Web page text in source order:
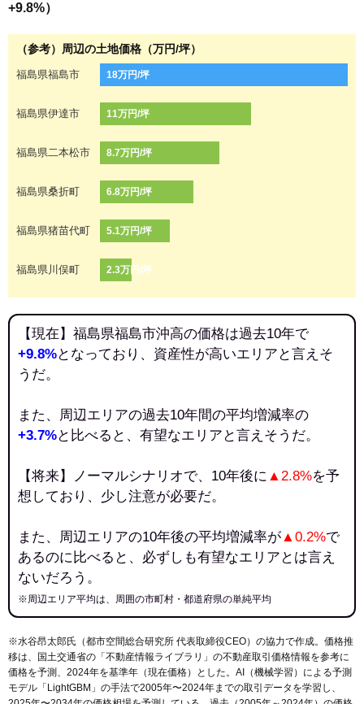
+9.8%）
（参考）周辺の土地価格（万円/坪）
福島県福島市 18万円/坪
福島県伊達市 11万円/坪
福島県二本松市 8.7万円/坪
福島県桑折町 6.8万円/坪
福島県猪苗代町 5.1万円/坪
福島県川俣町 2.3万円/坪
【現在】福島県福島市沖高の価格は過去10年で
+9.8%となっており、資産性が高いエリアと言えそ
うだ。
また、周辺エリアの過去10年間の平均増減率の
+3.7%と比べると、有望なエリアと言えそうだ。
【将来】ノーマルシナリオで、10年後に ▲2.8%を予
想しており、少し注意が必要だ。
また、周辺エリアの10年後の平均増減率が▲0.2%で
あるのに比べると、必ずしも有望なエリアとは言え
ないだろう。
※周辺エリア平均は、周囲の市町村・都道府県の単純平均
※水谷昂太郎氏（都市空間総合研究所 代表取締役CEO）の協力で作成。価格推
移は、国土交通省の「 不動産情報ライブラリ 」の不動産取引価格情報を参考に
価格を予測、2024年を基準年（現在価格）とした。AI（機械学習）による予測
モデル「LightGBM」の手法で2005年〜2024年までの取引データを学習し、